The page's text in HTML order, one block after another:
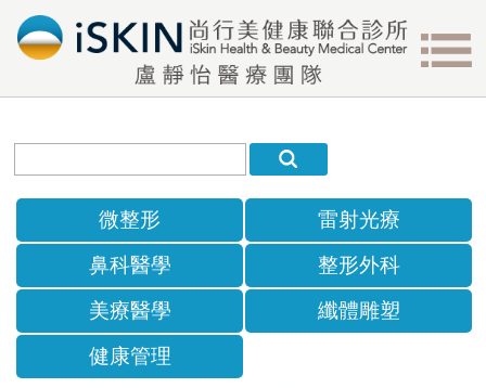
微整形
鼻科醫學
美療醫學
健康管理
雷射光療
整形外科
纖體雕塑